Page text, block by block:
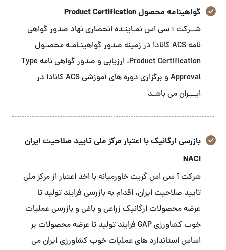
گواهینامه محصول Product Certification
شــرکت آ سی اس نمـاینـده انحصاری نهاد صدور گواهی
نامه ACS کانادا در زمینه صدور گواهینـامـه محصـول
Product Certification، ارزیابی و صدور گواهی نامه Type
Approval و برگزاری دوره های آموزشی ACS کانادا در
ایـــران می باشـد
بازرسی ارگانیک با اعتبار مرکز ملی تایید صلاحیت ایران
NACI
شرکت آ سی اس گریت خاورمیانه با اخذ اعتبار از مرکز ملی
تایید صلاحیت ایران، اقدام به بازرسی فرایند تولید تا
عرضه محصولات ارگانیک زراعی و باغی و بازرسی عملیات
خوب کشاورزی GAP فرایند تولید تا عرضه محصولات بر
اساس استاندارد های عملیات خوب کشاورزی ایران می